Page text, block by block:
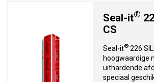
Seal-it®
CS
Seal-it®226
hoogwaardige
uithardende
speciaal